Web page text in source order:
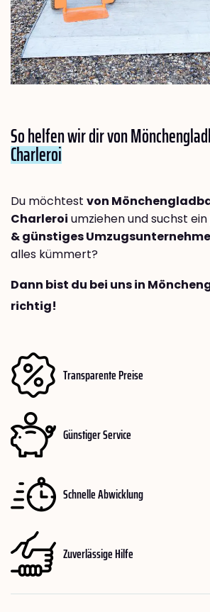
So helfen wir dir von
Charleroi
Du möchtest von
Charleroi umziehen und suchst ein
& günstiges
alles kümmert?
Dann bist du bei uns in
richtig!
Transparente Preise
Günstiger Service
Schnelle Abwicklung
Zuverlässige Hilfe